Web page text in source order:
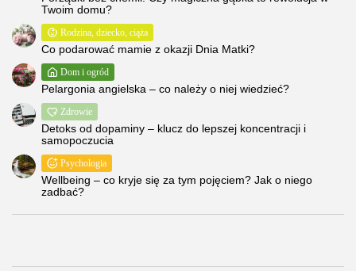
Twoim domu?
Rodzina, dziecko, ciąża
Co podarować mamie z okazji Dnia Matki?
Dom i ogród
Pelargonia angielska – co należy o niej wiedzieć?
Zdrowie
Detoks od dopaminy – klucz do lepszej koncentracji i
samopoczucia
Psychologia
Wellbeing – co kryje się za tym pojęciem? Jak o niego
zadbać?